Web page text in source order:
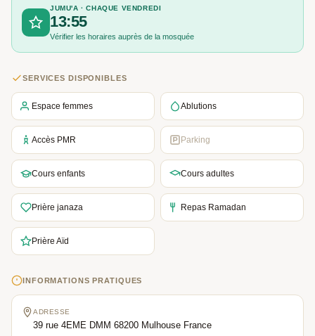
JUMU'A · CHAQUE VENDREDI
13:55
Vérifier les horaires auprès de la mosquée
SERVICES DISPONIBLES
Espace femmes Ablutions
Accès PMR Parking
Cours enfants Cours adultes
Prière janaza Repas Ramadan
Prière Aïd
INFORMATIONS PRATIQUES
ADRESSE
39 rue 4EME DMM 68200 Mulhouse France